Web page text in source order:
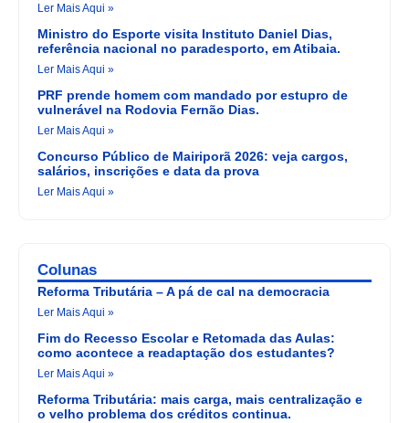
Ler Mais Aqui »
Ministro do Esporte visita Instituto Daniel Dias,
referência nacional no paradesporto, em Atibaia.
Ler Mais Aqui »
PRF prende homem com mandado por estupro de
vulnerável na Rodovia Fernão Dias.
Ler Mais Aqui »
Concurso Público de Mairiporã 2026: veja cargos,
salários, inscrições e data da prova
Ler Mais Aqui »
Colunas
Reforma Tributária – A pá de cal na democracia
Ler Mais Aqui »
Fim do Recesso Escolar e Retomada das Aulas:
como acontece a readaptação dos estudantes?
Ler Mais Aqui »
Reforma Tributária: mais carga, mais centralização e
o velho problema dos créditos continua.